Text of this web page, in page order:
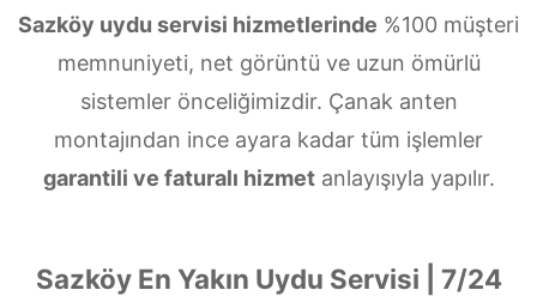
Sazköy uydu servisi hizmetlerinde %100 müşteri
memnuniyeti, net görüntü ve uzun ömürlü
sistemler önceliğimizdir. Çanak anten
montajından ince ayara kadar tüm işlemler
garantili ve faturalı hizmetanlayışıyla yapılır.
Sazköy En Yakın Uydu Servisi | 7/24